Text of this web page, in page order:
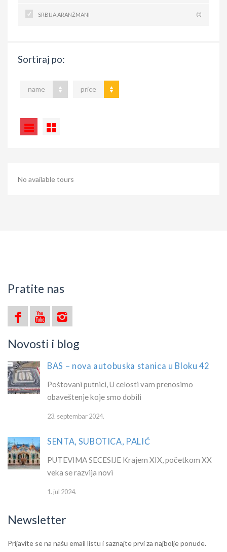
SRBIJA ARANŽMANI (0)
Sortiraj po:
name price
No available tours
Pratite nas
Novosti i blog
BAS – nova autobuska stanica u Bloku 42
Poštovani putnici, U celosti vam prenosimo
obaveštenje koje smo dobili
23. septembar 2024.
SENTA, SUBOTICA, PALIĆ
PUTEVIMA SECESIJE Krajem XIX, početkom XX
veka se razvija novi
1. jul 2024.
Newsletter
Newsletter
Prijavite se na našu email listu i saznajte prvi za najbolje ponude.
IF